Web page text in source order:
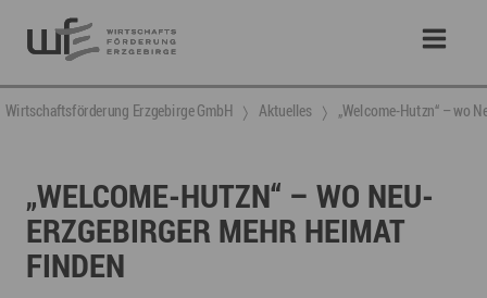
Wirtschaftsförderung Erzgebirge GmbH Aktuelles „Welcome-Hutzn“ – wo
„WELCOME-HUTZN“ – WO NEU-
ERZGEBIRGER MEHR HEIMAT
FINDEN